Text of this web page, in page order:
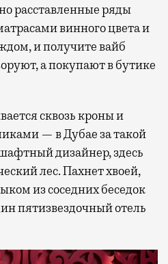
расставленные ряды
винного цвета и
и получите вайб
а покупают в бутике
сквозь кроны и
— в Дубае за такой
дизайнер, здесь
лес. Пахнет хвоей,
из соседних беседок
пятизвездочный отель